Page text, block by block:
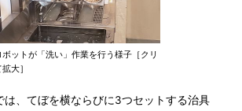
ットが「洗い」作業を行う様子［クリ
大］
、てぼを横ならびに3つセットする治具